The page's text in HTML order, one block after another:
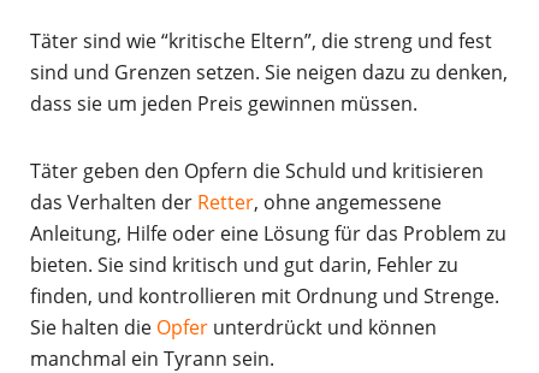
Täter sind wie “kritische Eltern”, die streng und fest
sind und Grenzen setzen. Sie neigen dazu zu denken,
dass sie um jeden Preis gewinnen müssen.
Täter geben den Opfern die Schuld und kritisieren
das Verhalten der Retter, ohne angemessene
Anleitung, Hilfe oder eine Lösung für das Problem zu
bieten. Sie sind kritisch und gut darin, Fehler zu
finden, und kontrollieren mit Ordnung und Strenge.
Sie halten die Opfer unterdrückt und können
manchmal ein Tyrann sein.